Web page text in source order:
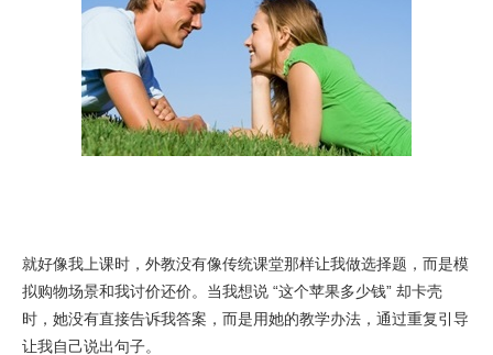
就好像我上课时，外教没有像传统课堂那样让我做选择题，而是模
拟购物场景和我讨价还价。当我想说 “这个苹果多少钱” 却卡壳
时，她没有直接告诉我答案，而是用她的教学办法，通过重复引导
让我自己说出句子。